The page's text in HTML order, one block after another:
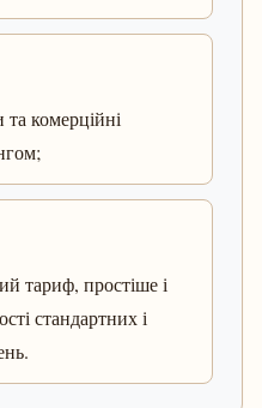
комерційні
тариф, простіше і
стандартних і